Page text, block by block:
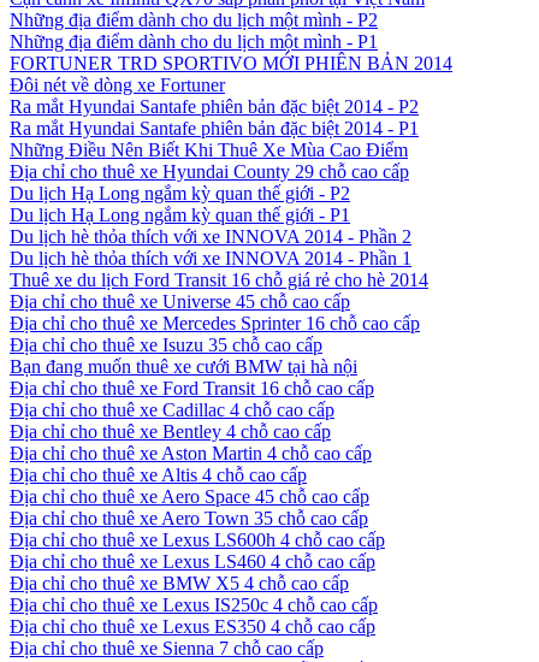
Những địa điểm dành cho du lịch một mình - P2
Những địa điểm dành cho du lịch một mình - P1
FORTUNER TRD SPORTIVO MỚI PHIÊN BẢN 2014
Đôi nét về dòng xe Fortuner
Ra mắt Hyundai Santafe phiên bản đặc biệt 2014 - P2
Ra mắt Hyundai Santafe phiên bản đặc biệt 2014 - P1
Những Điều Nên Biết Khi Thuê Xe Mùa Cao Điểm
Địa chỉ cho thuê xe Hyundai County 29 chỗ cao cấp
Du lịch Hạ Long ngắm kỳ quan thế giới - P2
Du lịch Hạ Long ngắm kỳ quan thế giới - P1
Du lịch hè thỏa thích với xe INNOVA 2014 - Phần 2
Du lịch hè thỏa thích với xe INNOVA 2014 - Phần 1
Thuê xe du lịch Ford Transit 16 chỗ giá rẻ cho hè 2014
Địa chỉ cho thuê xe Universe 45 chỗ cao cấp
Địa chỉ cho thuê xe Mercedes Sprinter 16 chỗ cao cấp
Địa chỉ cho thuê xe Isuzu 35 chỗ cao cấp
Bạn đang muốn thuê xe cưới BMW tại hà nội
Địa chỉ cho thuê xe Ford Transit 16 chỗ cao cấp
Địa chỉ cho thuê xe Cadillac 4 chỗ cao cấp
Địa chỉ cho thuê xe Bentley 4 chỗ cao cấp
Địa chỉ cho thuê xe Aston Martin 4 chỗ cao cấp
Địa chỉ cho thuê xe Altis 4 chỗ cao cấp
Địa chỉ cho thuê xe Aero Space 45 chỗ cao cấp
Địa chỉ cho thuê xe Aero Town 35 chỗ cao cấp
Địa chỉ cho thuê xe Lexus LS600h 4 chỗ cao cấp
Địa chỉ cho thuê xe Lexus LS460 4 chỗ cao cấp
Địa chỉ cho thuê xe BMW X5 4 chỗ cao cấp
Địa chỉ cho thuê xe Lexus IS250c 4 chỗ cao cấp
Địa chỉ cho thuê xe Lexus ES350 4 chỗ cao cấp
Địa chỉ cho thuê xe Sienna 7 chỗ cao cấp